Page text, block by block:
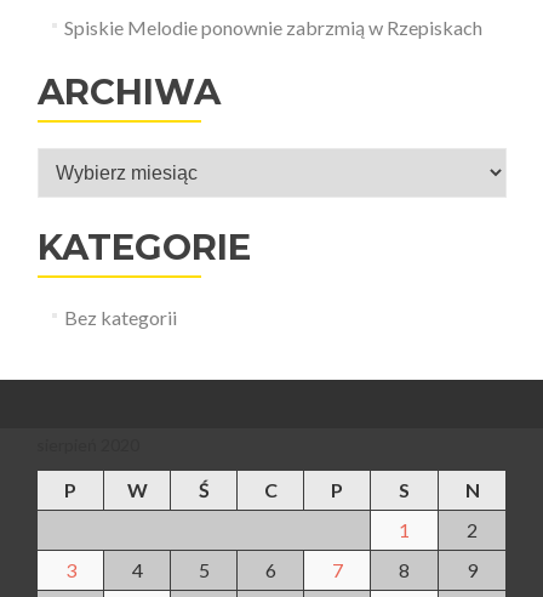
Spiskie Melodie ponownie zabrzmią w Rzepiskach
ARCHIWA
Archiwa
KATEGORIE
Bez kategorii
P W Ś C P S
N
1
2
3
4 5 6 7 8
9